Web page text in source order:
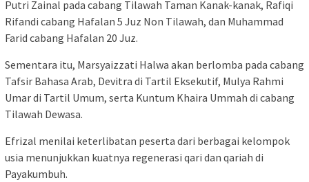
Putri Zainal pada cabang Tilawah Taman Kanak-kanak, Rafiqi
Rifandi cabang Hafalan 5 Juz Non Tilawah, dan Muhammad
Farid cabang Hafalan 20 Juz.
Sementara itu, Marsyaizzati Halwa akan berlomba pada cabang
Tafsir Bahasa Arab, Devitra di Tartil Eksekutif, Mulya Rahmi
Umar di Tartil Umum, serta Kuntum Khaira Ummah di cabang
Tilawah Dewasa.
Efrizal menilai keterlibatan peserta dari berbagai kelompok
usia menunjukkan kuatnya regenerasi qari dan qariah di
Payakumbuh.